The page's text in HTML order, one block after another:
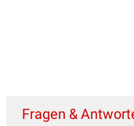
Fragen &